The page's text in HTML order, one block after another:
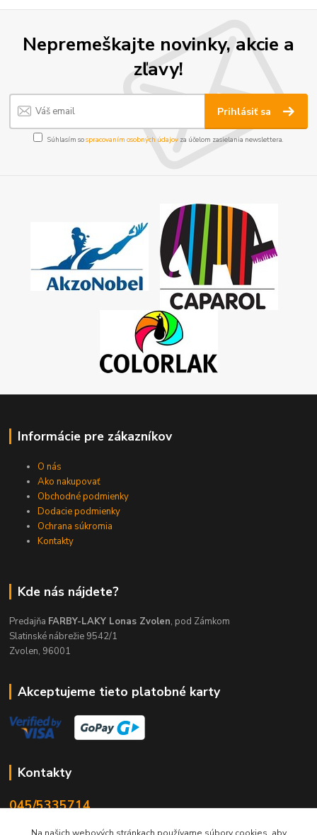
Nepremeškajte novinky, akcie a
zľavy!
Prihlásiť sa
Súhlasím sospracovaním osobných údajov za účelom zasielania newslettera.
Informácie pre zákazníkov
O nás
Ako nakupovať
Obchodné podmienky
Dodacie podmienky
Ochrana súkromia
Kontakty
Kde nás nájdete?
Predajňa FARBY-LAKY Lonas Zvolen, pod Zámkom
Slatinské nábrežie 9542/1
Zvolen, 96001
Akceptujeme tieto platobné karty
Kontakty
045/5335714